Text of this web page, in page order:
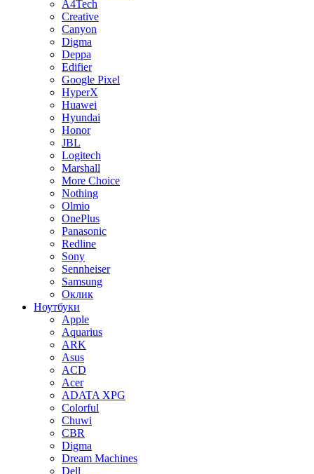
A4Tech
Creative
Canyon
Digma
Deppa
Edifier
Google Pixel
HyperX
Huawei
Hyundai
Honor
JBL
Logitech
Marshall
More Choice
Nothing
Olmio
OnePlus
Panasonic
Redline
Sony
Sennheiser
Samsung
Оклик
Ноутбуки
Apple
Aquarius
ARK
Asus
ACD
Acer
ADATA XPG
Colorful
Chuwi
CBR
Digma
Dream Machines
Dell